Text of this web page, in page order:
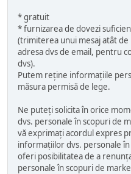
* gratuit
* furnizarea de dovezi
(trimiterea unui mesaj atât de
adresa dvs de email, pentru
dvs).
Putem reține informațiile
măsura permisă de lege.
Ne puteți solicita în orice
dvs. personale în scopuri de
vă exprimați acordul expres
informațiilor dvs. personale
oferi posibilitatea de a
personale în scopuri de